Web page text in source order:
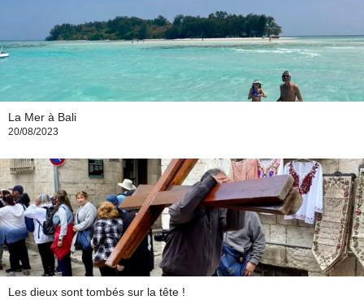
La Mer à Bali
20/08/2023
Les dieux sont tombés sur la tête !